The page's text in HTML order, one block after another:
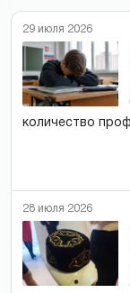
29 июля 2026
количество
28 июля 2026